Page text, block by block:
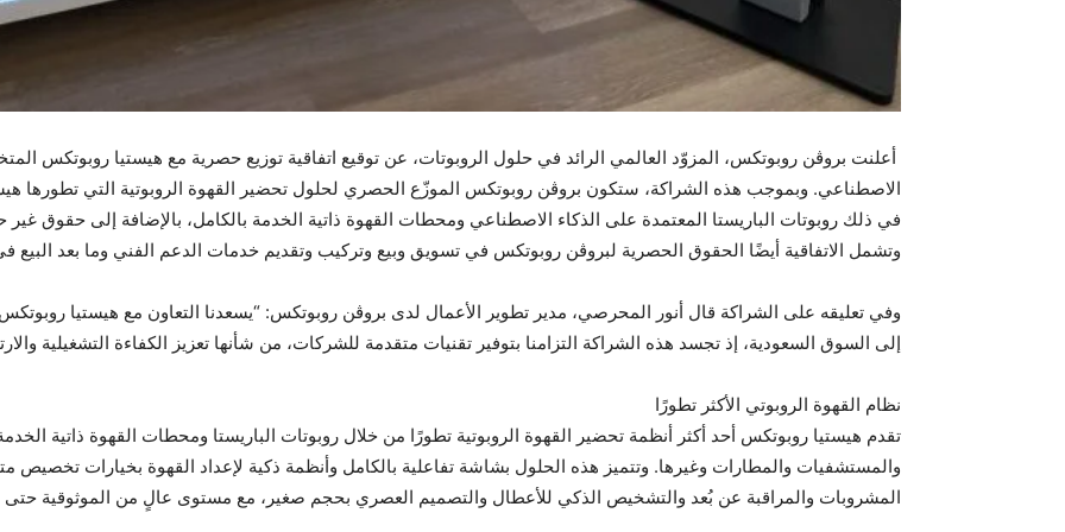
أعلنت بروڤن روبوتكس، المزوّد العالمي الرائد في حلول الروبوتات، عن توقيع اتفاقية توزيع حصرية مع هيستيا روبوتكس
الاصطناعي. وبموجب هذه الشراكة، ستكون بروڤن روبوتكس الموزّع الحصري لحلول تحضير القهوة الروبوتية التي تطورها
في ذلك روبوتات الباريستا المعتمدة على الذكاء الاصطناعي ومحطات القهوة ذاتية الخدمة بالكامل، بالإضافة إلى حقوق
وتشمل الاتفاقية أيضًا الحقوق الحصرية لبروڤن روبوتكس في تسويق وبيع وتركيب وتقديم خدمات الدعم الفني وما بعد البيع
وفي تعليقه على الشراكة قال أنور المحرصي، مدير تطوير الأعمال لدى بروڤن روبوتكس: “يسعدنا التعاون مع هيستيا
إلى السوق السعودية، إذ تجسد هذه الشراكة التزامنا بتوفير تقنيات متقدمة للشركات، من شأنها تعزيز الكفاءة التشغيلية
نظام القهوة الروبوتي الأكثر تطورًا
تقدم هيستيا روبوتكس أحد أكثر أنظمة تحضير القهوة الروبوتية تطورًا من خلال روبوتات الباريستا ومحطات القهوة ذاتية
والمستشفيات والمطارات وغيرها. وتتميز هذه الحلول بشاشة تفاعلية بالكامل وأنظمة ذكية لإعداد القهوة بخيارات
المشروبات والمراقبة عن بُعد والتشخيص الذكي للأعطال والتصميم العصري بحجم صغير، مع مستوى عالٍ من الموثوقية حتى في